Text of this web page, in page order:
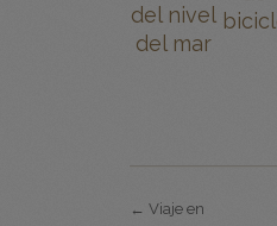
debajo del nivel